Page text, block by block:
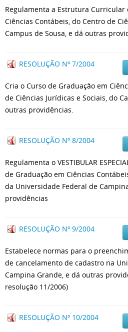
Regulamenta a Estrutura Curricular
Ciências Contábeis, do Centro de
Campus de Sousa, e dá outras
RESOLUÇÃO Nº 7/2004
Cria o Curso de Graduação em
de Ciências Jurídicas e Sociais, do
outras providências.
RESOLUÇÃO Nº 8/2004
Regulamenta o VESTIBULAR
de Graduação em Ciências
da Universidade Federal de
providências
RESOLUÇÃO Nº 9/2004
Estabelece normas para o
de cancelamento de cadastro na
Campina Grande, e dá outras
resolução 11/2006)
RESOLUÇÃO Nº 10/2004